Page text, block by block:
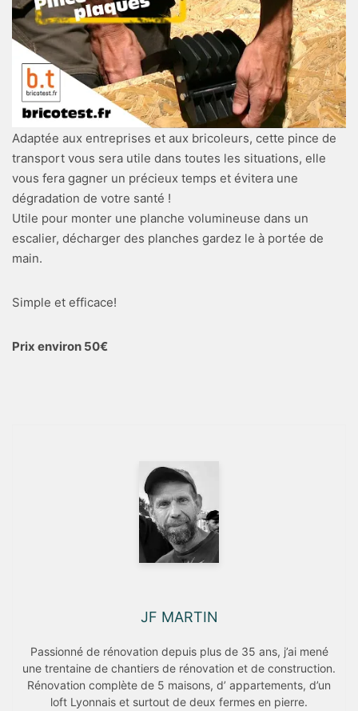
Adaptée aux entreprises et aux bricoleurs, cette pince de
transport vous sera utile dans toutes les situations, elle
vous fera gagner un précieux temps et évitera une
dégradation de votre santé !
Utile pour monter une planche volumineuse dans un
escalier, décharger des planches gardez le à portée de
main.
Simple et efficace!
Prix environ 50€
JF MARTIN
Passionné de rénovation depuis plus de 35 ans, j’ai mené
une trentaine de chantiers de rénovation et de construction.
Rénovation complète de 5 maisons, d’ appartements, d’un
loft Lyonnais et surtout de deux fermes en pierre.